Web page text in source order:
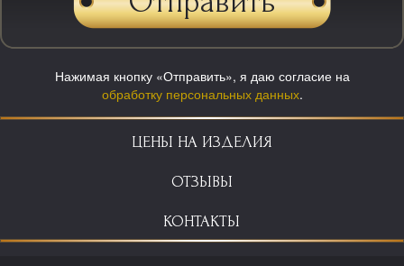
Нажимая кнопку «Отправить», я даю согласие на
обработку персональных данных.
ЦЕНЫ НА ИЗДЕЛИЯ
ОТЗЫВЫ
КОНТАКТЫ